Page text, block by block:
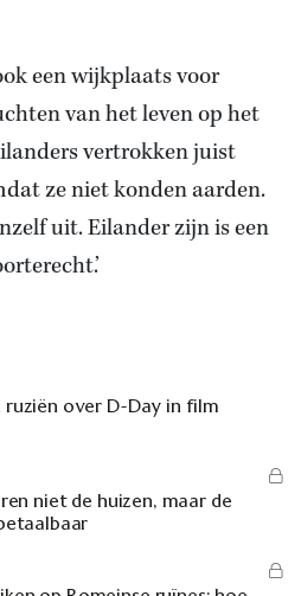
een wijkplaats voor
van het leven op het
vertrokken juist
ze niet konden aarden.
uit. Eilander zijn is een
over D-Day in film
niet de huizen, maar de